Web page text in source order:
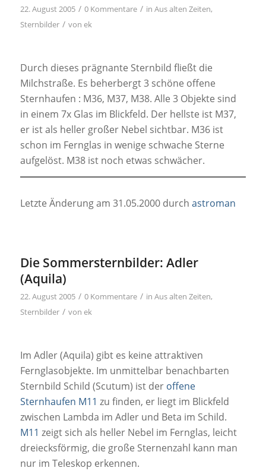
22. August 2005 / 0 Kommentare / in Aus alten Zeiten,
Sternbilder / von ek
Durch dieses prägnante Sternbild fließt die
Milchstraße. Es beherbergt 3 schöne offene
Sternhaufen : M36, M37, M38. Alle 3 Objekte sind
in einem 7x Glas im Blickfeld. Der hellste ist M37,
er ist als heller großer Nebel sichtbar. M36 ist
schon im Fernglas in wenige schwache Sterne
aufgelöst. M38 ist noch etwas schwächer.
Letzte Änderung am 31.05.2000 durch astroman
Die Sommersternbilder: Adler
(Aquila)
22. August 2005 / 0 Kommentare / in Aus alten Zeiten,
Sternbilder / von ek
Im Adler (Aquila) gibt es keine attraktiven
Fernglasobjekte. Im unmittelbar benachbarten
Sternbild Schild (Scutum) ist der offene
Sternhaufen M11 zu finden, er liegt im Blickfeld
zwischen Lambda im Adler und Beta im Schild.
M11 zeigt sich als heller Nebel im Fernglas, leicht
dreiecksförmig, die große Sternenzahl kann man
nur im Teleskop erkennen.